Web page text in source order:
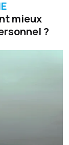
mieux
?